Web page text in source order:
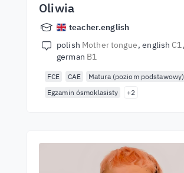
Oliwia
teacher.english
polish Mother tongue english C1
german B1
FCE CAE
Matura (poziom podstawowy)
Egzamin ósmoklasisty
+2